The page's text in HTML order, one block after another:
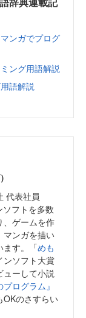
ンガでプログ
ング用語解説
語解説
代表社員
ソフトを多数
、ゲームを作
マンガを描い
ます。「めも
ンソフト大賞
ーして小説
プログラム』
OKのさすらい